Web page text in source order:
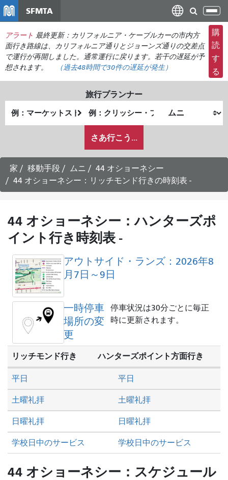
ン
コ
ン
テ
ン
ツ
移
SFMTA
ナ
ビ
ゲ
ー
シ
ョ
の
切
り
え
アラート 最終更新：カリフォルニア・ケーブルカーの市内方
面行き路線は、カリフォルニア通りとジョーンズ通りの交差点
で運行が再開しました。通常運行に戻ります。若干の遅延が予
想されます。
（過去48時間で30件の遅延が発生）
購
読
す
る
旅行プランナー
出
発
終
了
が
ど
の
よ
う
旅
し
い
か
さあ行こう...
家 移動手段 ムニ
44 オショーネシー
44 オショーネシー：リッチモンド行きの時刻表 -
44 オショーネシー：ハンターズポ
イント行き時刻表 -
アウトサイド・ランズ：2026年8
月7日～9日
一時停車
場所の変
更
停車状況は30分ごとに毎正
時に更新されます。
リッチモンド行き ハンターズポイント方面行き
土曜礼拝 土曜礼拝
日曜礼拝 日曜礼拝
平日 平日
学校日中のサービス 学校日中のサービス
44 オショーネシー：スケジュール